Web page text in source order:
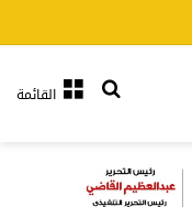
القائمةبحث عن